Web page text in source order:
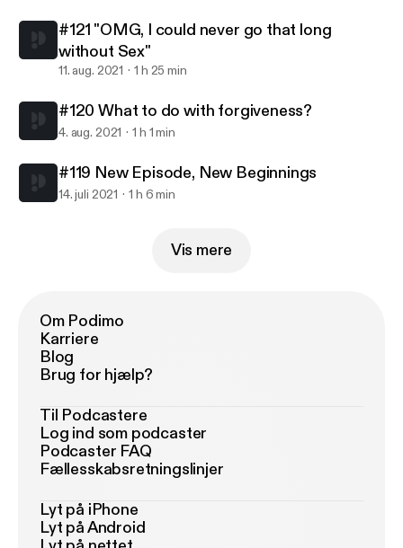
#121 "OMG, I could never go that long
without Sex"
11. aug. 2021 1 h 25 min
#120 What to do with forgiveness?
4. aug. 2021 1 h 1 min
#119 New Episode, New Beginnings
14. juli 2021 1 h 6 min
Vis mere
Om Podimo
Karriere
Blog
Brug for hjælp?
Til Podcastere
Log ind som podcaster
Podcaster FAQ
Fællesskabsretningslinjer
Lyt på iPhone
Lyt på Android